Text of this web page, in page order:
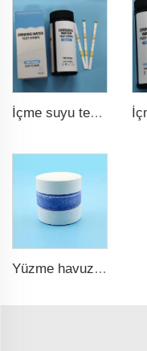
İçme suyu test şeridi 9 in 1
Yüzme havuzu için tcca klor tabletleri